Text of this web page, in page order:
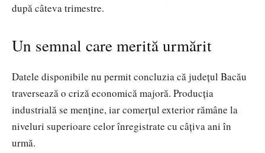
după câteva trimestre.
Un semnal care merită urmărit
Datele disponibile nu permit concluzia că județul Bacău
traversează o criză economică majoră. Producția
industrială se menține, iar comerțul exterior rămâne la
niveluri superioare celor înregistrate cu câțiva ani în
urmă.